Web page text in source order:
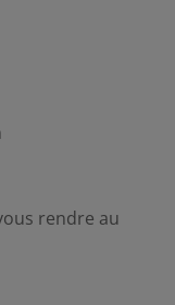
rendre au